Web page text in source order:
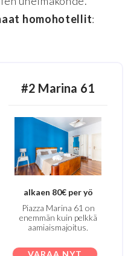
homohotellit:
#2 Marina 61
alkaen 80€ per yö
Piazza Marina 61 on
enemmän kuin pelkkä
aamiaismajoitus.
VARAA NYT